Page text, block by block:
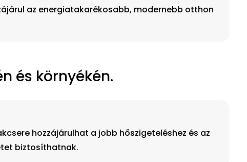
az energiatakarékosabb, modernebb otthon
és környékén.
hozzájárulhat a jobb hőszigeteléshez és az
biztosíthatnak.